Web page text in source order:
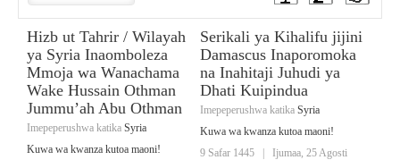
Hizb ut Tahrir / Wilayah
ya Syria Inaomboleza
Mmoja wa Wanachama
Wake Hussain Othman
Jummu’ah Abu Othman
Imepeperushwa katika Syria
Kuwa wa kwanza kutoa maoni!
Serikali ya Kihalifu jijini
Damascus Inaporomoka
na Inahitaji Juhudi ya
Dhati Kuipindua
Imepeperushwa katika Syria
Kuwa wa kwanza kutoa maoni!
9 Safar 1445
Ijumaa, 25 Agosti